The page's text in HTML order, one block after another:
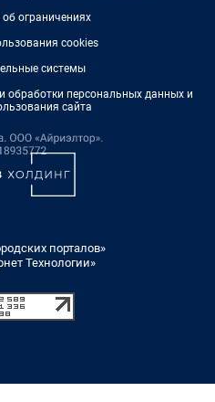
ограничениях
cookies
системы
обработки персональных данных и
сайта
порталов»
Технологии»